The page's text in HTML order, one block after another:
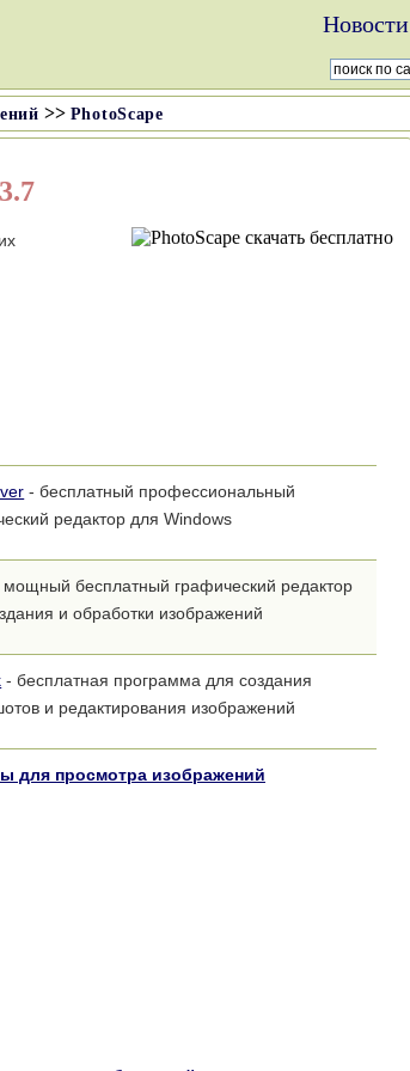
Новости
>> PhotoScape
3.7
- бесплатный профессиональный
редактор для Windows
мощный бесплатный графический редактор
и обработки изображений
- бесплатная программа для создания
и редактирования изображений
для просмотра изображений